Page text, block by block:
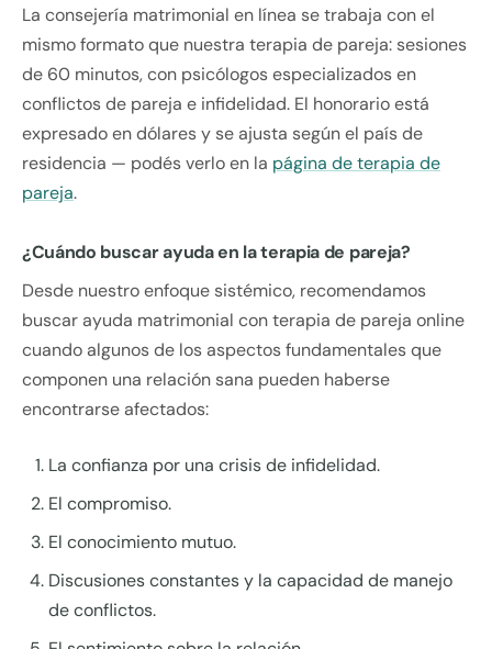
La consejería matrimonial en línea se trabaja con el
mismo formato que nuestra terapia de pareja: sesiones
de 60 minutos, con psicólogos especializados en
conflictos de pareja e infidelidad. El honorario está
expresado en dólares y se ajusta según el país de
residencia — podés verlo en la página de terapia de
pareja.
¿Cuándo buscar ayuda en la terapia de pareja?
Desde nuestro enfoque sistémico, recomendamos
buscar ayuda matrimonial con terapia de pareja online
cuando algunos de los aspectos fundamentales que
componen una relación sana pueden haberse
encontrarse afectados:
La confianza por una crisis de infidelidad.
El compromiso.
El conocimiento mutuo.
Discusiones constantes y la capacidad de manejo
de conflictos.